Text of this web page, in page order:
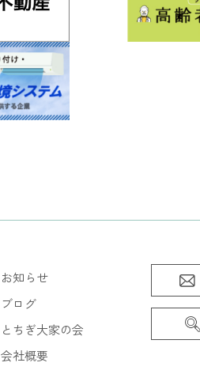
お知らせ
ブログ
とちぎ大家の会
会社概要